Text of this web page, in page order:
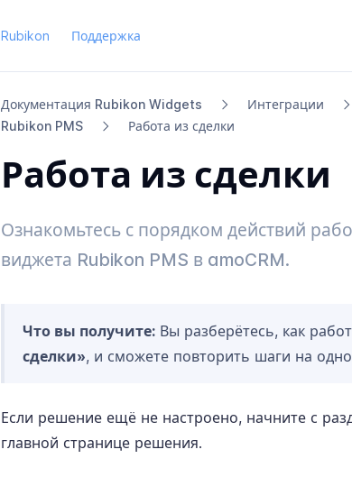
Rubikon Поддержка
Документация Rubikon Widgets Интеграции
Rubikon PMS
Работа из сделки
Работа из сделки
Ознакомьтесь с порядком действий
виджета Rubikon PMS в amoCRM.
Что вы получите: Вы разберётесь, как
сделки», и сможете повторить шаги на
Если решение ещё не настроено, начните с
главной странице решения.